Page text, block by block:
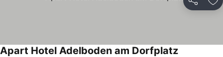
Teilen
Apart Hotel Adelboden am Dorfplatz